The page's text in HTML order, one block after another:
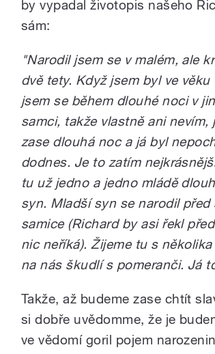
by vypadal životopis našeho
sám:
"Narodil jsem se v malém, ale
dvě tety. Když jsem byl ve
jsem se během dlouhé noci v
samci, takže vlastně ani
zase dlouhá noc a já byl
dodnes. Je to zatím
tu už jedno a jedno mládě
syn. Mladší syn se narodil
samice (Richard by asi řekl
nic neříká). Žijeme tu s
na nás škudlí s pomeranči. Já
Takže, až budeme zase chtít
si dobře uvědomme, že je
ve vědomí goril pojem